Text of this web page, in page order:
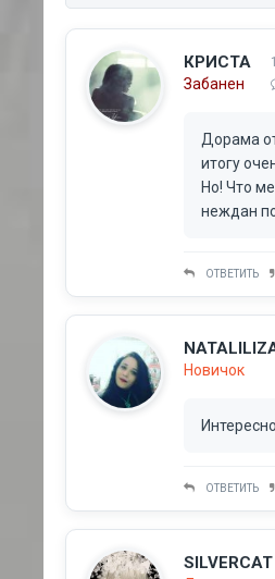
КРИСТА
Забанен
Дорама
итогу
Но! Что
неждан
ОТВЕТИТЬ
Новичок
ОТВЕТИТЬ
SILVERCAT